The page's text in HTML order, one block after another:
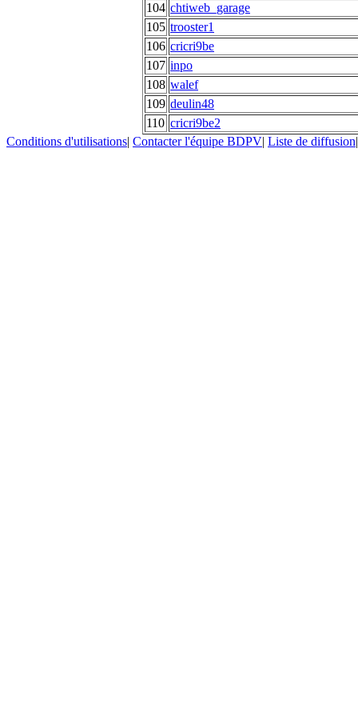
104 chtiweb_garage
105 trooster1
106 cricri9be
107 inpo
108 walef
109 deulin48
110 cricri9be2
Conditions d'utilisations| Contacter l'équipe BDPV| Liste de diffusion